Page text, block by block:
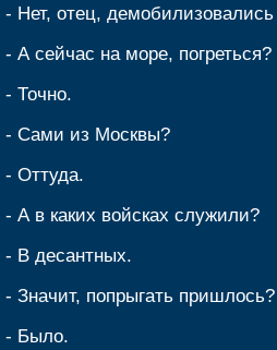
- Нет, отец,
- А сейчас на море, погреться?
- Точно.
- Сами из Москвы?
- Оттуда.
- А в каких войсках служили?
- В десантных.
- Значит, попрыгать
- Было.